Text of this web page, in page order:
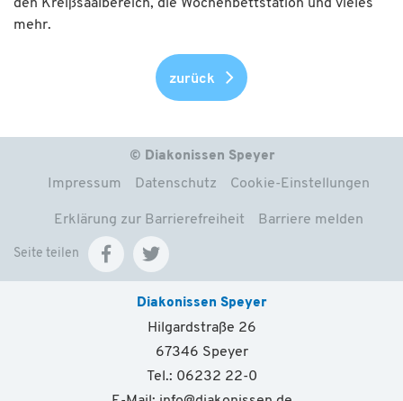
den Kreißsaalbereich, die Wochenbettstation und vieles
mehr.
zurück
© Diakonissen Speyer
Impressum Datenschutz Cookie-Einstellungen
Erklärung zur Barrierefreiheit Barriere melden
Seite teilen
Diakonissen Speyer
Hilgardstraße 26
67346 Speyer
Tel.: 06232 22-0